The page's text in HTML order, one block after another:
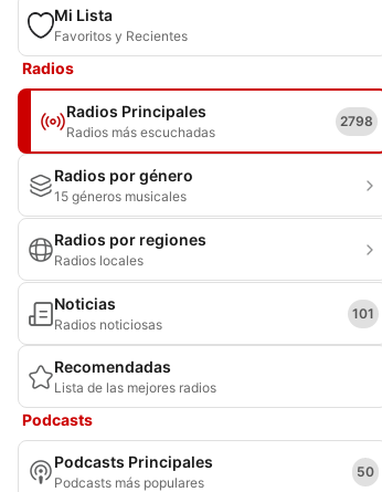
Mi Lista
Favoritos y Recientes
Radios
Radios Principales
Radios más escuchadas
2798
Radios por género
15 géneros musicales
Radios por regiones
Radios locales
Noticias
Radios noticiosas
101
Recomendadas
Lista de las mejores radios
Podcasts
Podcasts Principales
Podcasts más populares
50